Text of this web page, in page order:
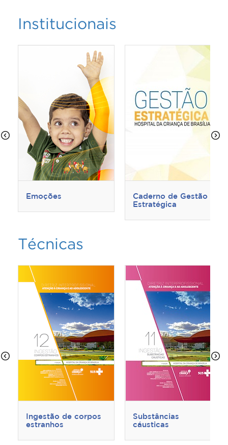
Institucionais
Emoções
Caderno de Gestão
Estratégica
Técnicas
Ingestão de corpos
estranhos
Substâncias
cáusticas